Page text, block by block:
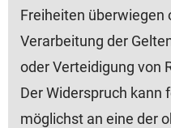
Freiheiten überwiegen
Verarbeitung der
oder Verteidigung von
Der Widerspruch kann
möglichst an eine der